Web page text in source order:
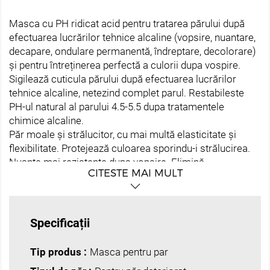
Masca cu PH ridicat acid pentru tratarea părului după
efectuarea lucrărilor tehnice alcaline (vopsire, nuantare,
decapare, ondulare permanentă, îndreptare, decolorare)
și pentru întreținerea perfectă a culorii dupa vospire.
Sigilează cuticula părului după efectuarea lucrărilor
tehnice alcaline, netezind complet parul. Restabileste
PH-ul natural al parului 4.5-5.5 dupa tratamentele
chimice alcaline.
Păr moale și strălucitor, cu mai multă elasticitate și
flexibilitate. Protejează culoarea sporindu-i strălucirea.
Nuante mai rezistente dupa vopsire. Elimină
electricitatea statică. Hrănește și hidratează firele de
Mod de utilizare:Aplicati pe par, distribuiti uniform. Se
lasa sa actioneze cateva minute si se clateste cu apa din
CITESTE MAI MULT
Specificații
Tip produs : Masca pentru par